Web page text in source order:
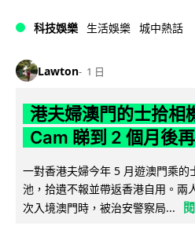
科技娛樂 生活娛樂 城中熱話
Lawton 1 日
港夫婦澳門的士拾相
Cam 睇到 2 個月後
一對香港夫婦今年 5 月遊澳門乘的
池，拾遺不報並帶返香港自用。兩
次入境澳門時，被治安警察局...